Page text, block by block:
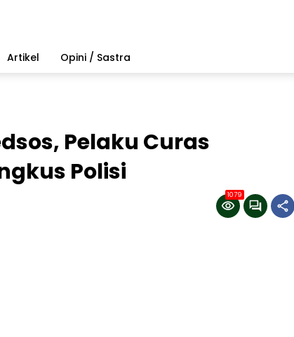
Artikel Opini / Sastra
Pelaku Curas
Polisi
1079